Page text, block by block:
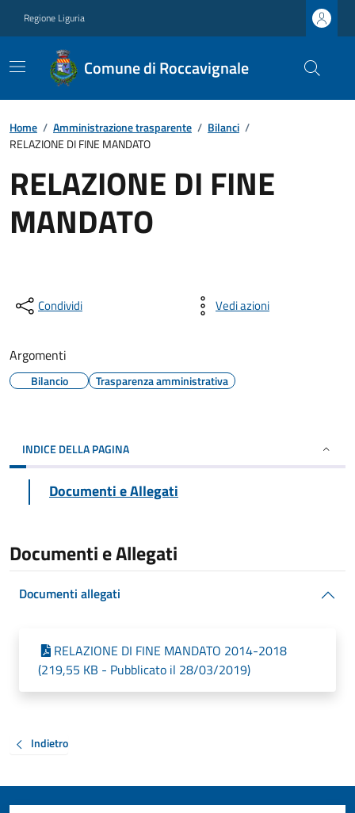
Regione Liguria
Comune di Roccavignale
Home / Amministrazione trasparente / Bilanci /
RELAZIONE DI FINE MANDATO
RELAZIONE DI FINE
MANDATO
Condividi Vedi azioni
Argomenti
Bilancio Trasparenza amministrativa
INDICE DELLA PAGINA
Documenti e Allegati
Documenti e Allegati
Documenti allegati
RELAZIONE DI FINE MANDATO 2014-2018
(219,55 KB - Pubblicato il 28/03/2019)
Indietro